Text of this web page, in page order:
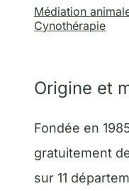
Médiation
Cynothérapie
Origine et
Fondée en
gratuitement
sur 11